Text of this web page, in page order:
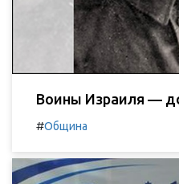
Воины Израиля —
#Община